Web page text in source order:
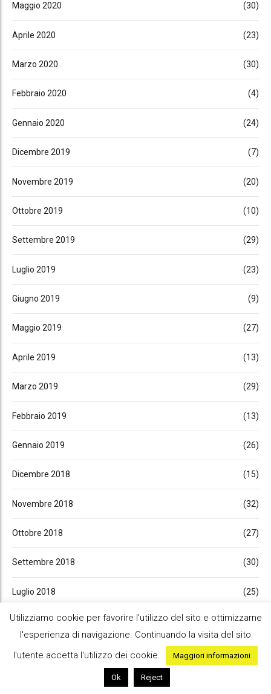
Maggio 2020 (30)
Aprile 2020 (23)
Marzo 2020 (30)
Febbraio 2020 (4)
Gennaio 2020 (24)
Dicembre 2019 (7)
Novembre 2019 (20)
Ottobre 2019 (10)
Settembre 2019 (29)
Luglio 2019 (23)
Giugno 2019 (9)
Maggio 2019 (27)
Aprile 2019 (13)
Marzo 2019 (29)
Febbraio 2019 (13)
Gennaio 2019 (26)
Dicembre 2018 (15)
Novembre 2018 (32)
Ottobre 2018 (27)
Settembre 2018 (30)
Luglio 2018 (25)
Giugno 2018 (11)
Maggio 2018
Utilizziamo cookie per favorire l'utilizzo del sito e ottimizzarne
l'esperienza di navigazione. Continuando la visita del sito
l'utente accetta l'utilizzo dei cookie.
Maggiori informazioni
Ok Reject